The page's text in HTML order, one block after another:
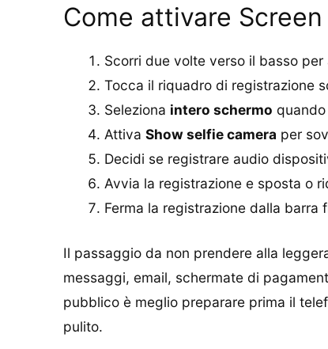
Come attivare
Scorri due volte verso il basso
Tocca il riquadro di registrazione
Seleziona intero schermo
Attiva Show selfie camera per
Decidi se registrare audio
Avvia la registrazione e sposta o
Ferma la registrazione dalla
Il passaggio da non prendere alla
messaggi, email, schermate di
pubblico è meglio preparare prima il
pulito.